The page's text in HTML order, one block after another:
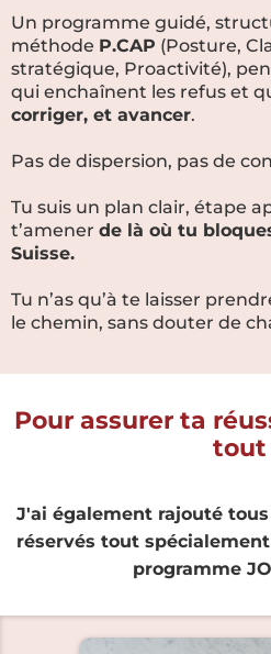
Un programme guidé,
méthode P.CAP (Posture,
stratégique, Proactivité),
qui enchaînent les refus et
corriger, et avancer.
Pas de dispersion, pas de
Tu suis un plan clair, étape
t’amener de là où tu
Suisse.
Tu n’as qu’à te laisser
le chemin, sans douter de
Pour assurer ta
tout
J'ai également rajouté
réservés tout
programme